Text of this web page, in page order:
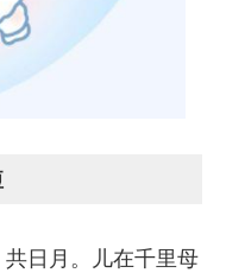
日月。儿在千里母